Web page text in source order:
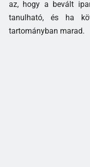
az, hogy a bevált
tanulható, és ha
tartományban marad.